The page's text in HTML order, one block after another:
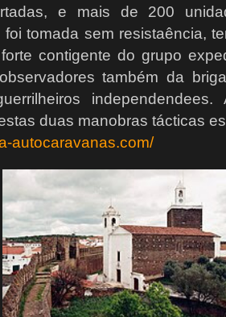
e mais de 200
tomada sem resistaência,
contigente do grupo
também da
independendees.
duas manobras tácticas
autocaravanas.com/